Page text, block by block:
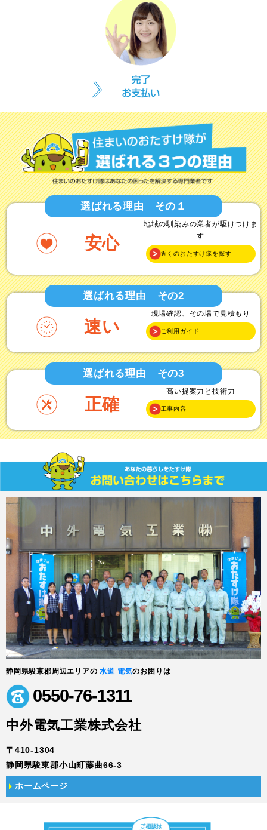
選ばれる理由 その１
安心
地域の馴染みの業者が駆けつけま
す
近くのおたすけ隊を探す
選ばれる理由 その2
速い
現場確認、その場で見積もり
ご利用ガイド
選ばれる理由 その3
正確
高い提案力と技術力
工事内容
静岡県駿東郡周辺エリアの 水道 電気のお困りは
0550-76-1311
中外電気工業株式会社
〒410-1304
静岡県駿東郡小山町藤曲66-3
ホームページ